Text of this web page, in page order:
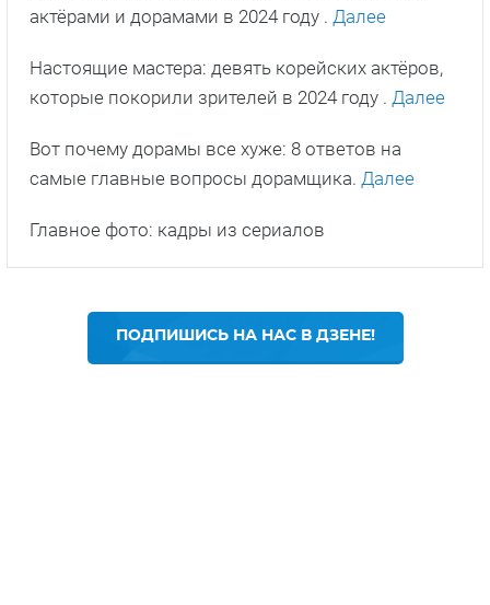
актёрами и дорамами в 2024 году . Далее
Настоящие мастера: девять корейских актёров,
которые покорили зрителей в 2024 году . Далее
Вот почему дорамы все хуже: 8 ответов на
самые главные вопросы дорамщика. Далее
Главное фото: кадры из сериалов
ПОДПИШИСЬ НА НАС В ДЗЕНЕ!